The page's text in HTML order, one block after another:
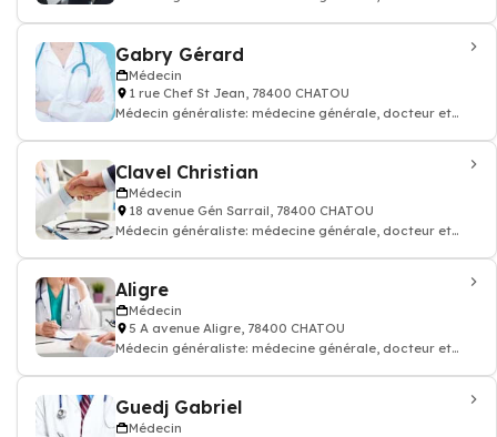
Gabry Gérard
Médecin
1 rue Chef St Jean, 78400 CHATOU
Médecin généraliste: médecine générale, docteur et
Clavel Christian
Médecin
18 avenue Gén Sarrail, 78400 CHATOU
Médecin généraliste: médecine générale, docteur et
Aligre
Médecin
5 A avenue Aligre, 78400 CHATOU
Médecin généraliste: médecine générale, docteur et
Guedj Gabriel
Médecin